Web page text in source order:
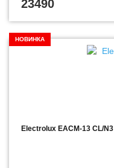
23490
НОВИНКА
Electrolux EACM-13 CL/N3